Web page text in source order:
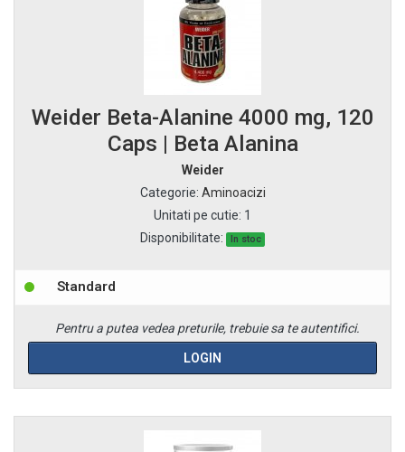
Weider Beta-Alanine 4000 mg, 120
Caps | Beta Alanina
Weider
Categorie: Aminoacizi
Unitati pe cutie: 1
Disponibilitate:
In stoc
Standard
Pentru a putea vedea preturile, trebuie sa te autentifici.
LOGIN